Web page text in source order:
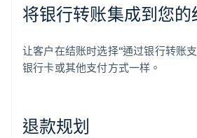
将银行转账集成到您的
让客户在结账时选择“通过银行转账
银行卡或其他支付方式一样。
退款规划